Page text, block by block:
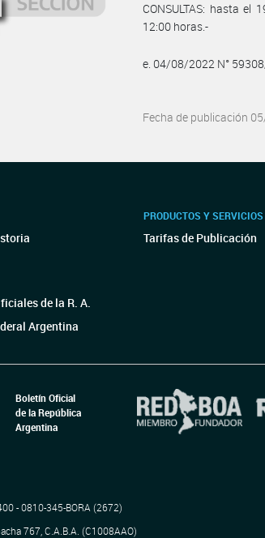
CONSULTAS: hasta el
12:00 horas.-
e. 04/08/2022 N°
Fecha de publicación
de la R. A.
Argentina
PRODUCTOS Y SERVICIOS
Tarifas de Publicación
Boletín Oficial
de la República
Argentina
- 0810-345-BORA (2672)
767, C.A.B.A. (C1008AAO)